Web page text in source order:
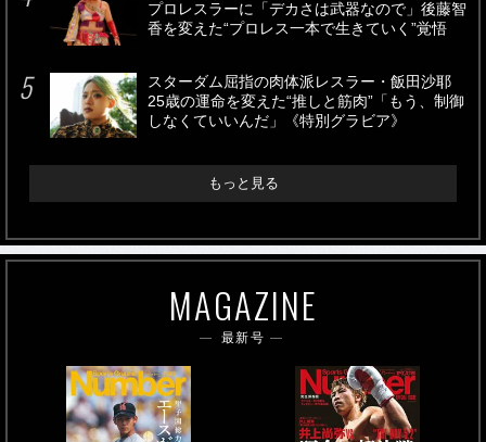
プロレスラーに「デカさは武器なので」後藤智
香を変えた“プロレス一本で生きていく”覚悟
スターダム屈指の肉体派レスラー・飯田沙耶
25歳の運命を変えた“推しと筋肉”「もう、制御
しなくていいんだ」《特別グラビア》
もっと見る
MAGAZINE
最新号